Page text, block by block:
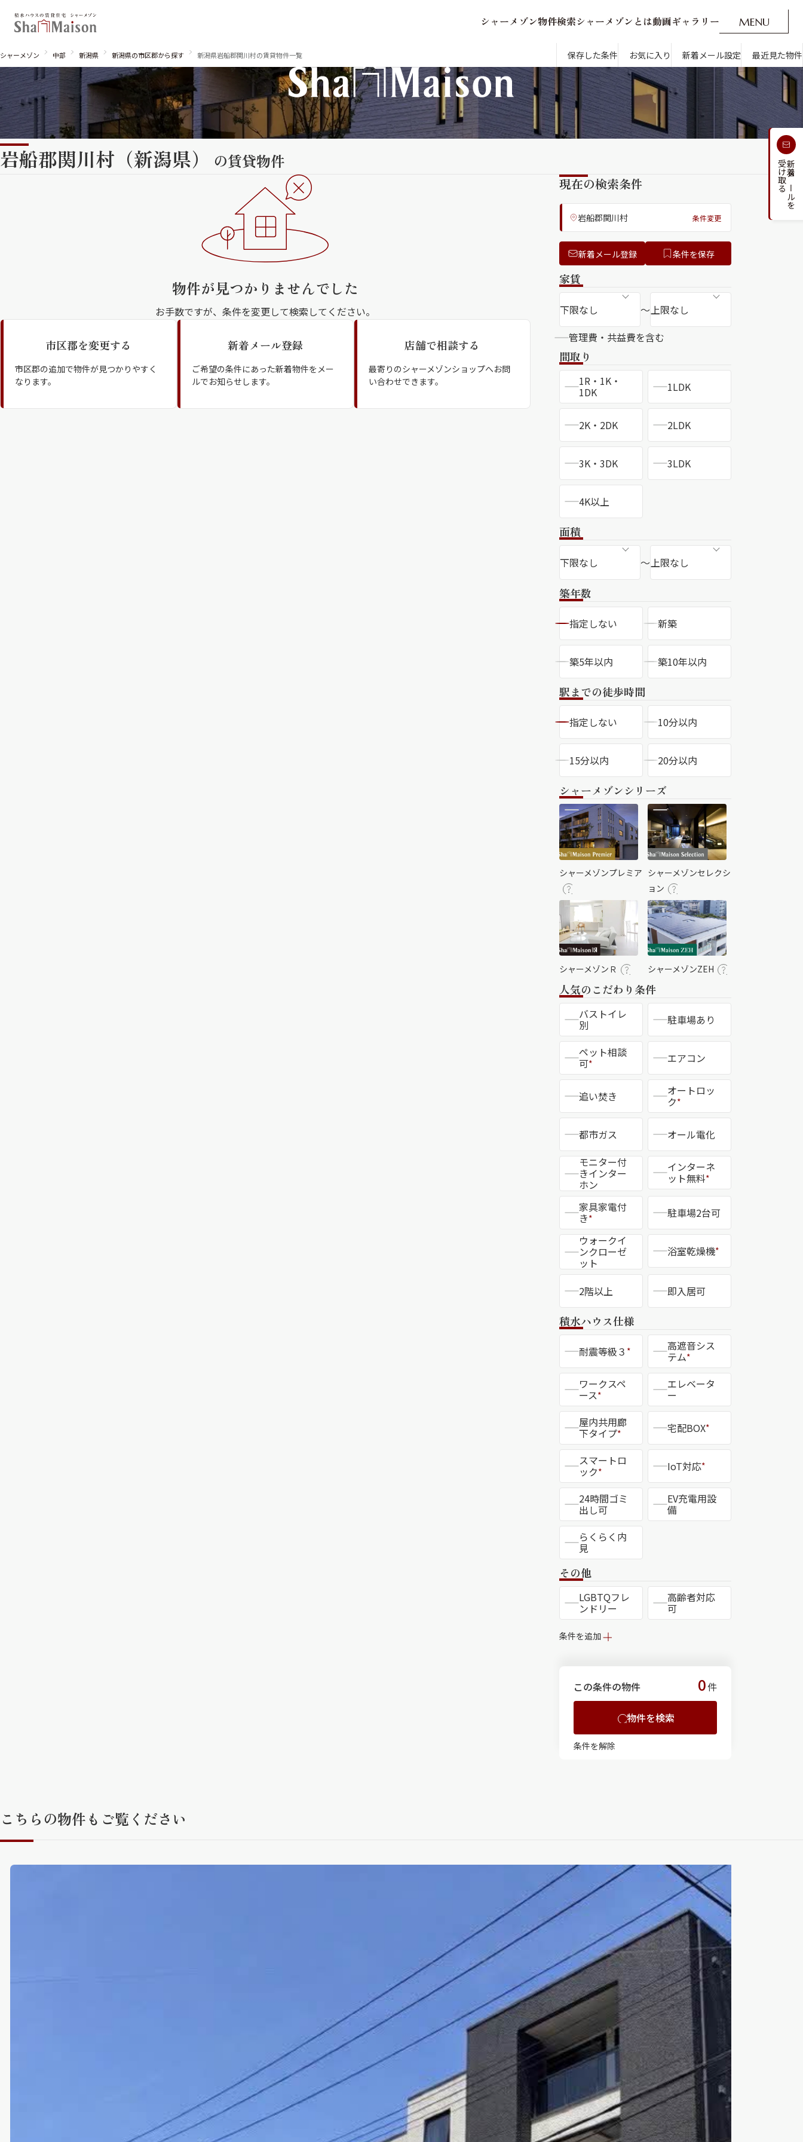
シ ャーメ ゾン物件検索シ ャーメ ゾン とは動画ギャ ラ リ ー MENU
O
新着メール設定 最近見た物件 CLOSE
北海道 東北 関東
関西
中国・四国 九州 人気のカテゴリから探す
シャーメゾンとは シャーメゾンセレクション ルームツアー
シャーメゾンショップを探す
シャーメゾンライフサポート
自立型サービス付き・シニア向け
お問い合わせ・よくある質問
シャーメゾンライフ CLUB
シャーメゾンライフ GUARD
新着メールを
受け取る
シャーメゾン 中部 新潟県 新潟県の市区郡から探す 新潟県岩船郡関川村の賃貸物件一覧 保存した条件 お気に入り 新着メール設定 最近見た物件
岩船郡関川村（新潟県） の賃貸物件
現在の検索条件
岩船郡関川村 条件変更
新着メール登録 条件を保存
家賃
～
管理費・共益費を含む
間取り
1R・1K・
1DK 1LDK
2K・2DK 2LDK
3K・3DK 3LDK
4K以上
面積
～
築年数
指定しない 新築
築5年以内 築10年以内
駅までの徒歩時間
指定しない 10分以内
15分以内 20分以内
シャーメゾンシリーズ
シャーメゾンプレミア シャーメゾンセレクシ
ョン
シャーメゾンＲ シャーメゾンZEH
人気のこだわり条件
バストイレ
別 駐車場あり
ペット相談
可* エアコン
追い焚き オートロッ
ク*
都市ガス
オール電化
モニター付
きインター
ホン
インターネ
ット無料*
家具家電付
き*
駐車場2台可
ウォークイ
ンクローゼ
ット
浴室乾燥機*
2階以上 即入居可
積水ハウス仕様
耐震等級３ * 高遮音シス
テム*
ワークスペ
ース*
エレベータ
ー
屋内共用廊
下タイプ* 宅配BOX*
スマートロ
ック* IoT対応*
24時間ゴミ
出し可
EV充電用設
備
らくらく内
見
その他
LGBTQフレ
ンドリー
高齢者対応
可
条件を追加
この条件の物件 0件
物件を検索
条件を解除
物件が見つかりませんでした
お手数ですが、条件を変更して検索してください。
市区郡を変更する
市区郡の追加で物件が見つかりやすく
なります。
新着メール登録
ご希望の条件にあった新着物件をメー
ルでお知らせします。
店舗で相談する
最寄りのシャーメゾンショップへお問
い合わせできます。
こちらの物件もご覧ください
シャーメゾンセレクション（ハイ
件）
シャーメゾンプレミアを含む、「厳選されたシャー
を凝らしたデザインと機能性、こだわり抜いた上質
たあなたの暮らしを叶えます。